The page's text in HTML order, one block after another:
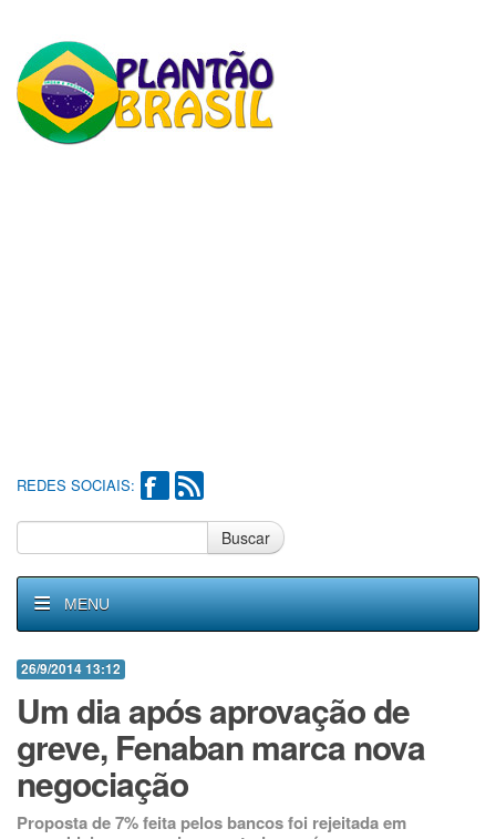
REDES SOCIAIS:
Buscar
MENU
26/9/2014 13:12
Um dia após aprovação de
greve, Fenaban marca nova
negociação
Proposta de 7% feita pelos bancos foi rejeitada em